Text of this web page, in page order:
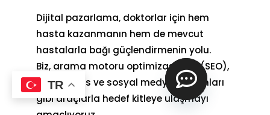
Dijital pazarlama, doktorlar için hem
hasta kazanmanın hem de mevcut
hastalarla bağı güçlendirmenin yolu.
Biz, arama motoru optimizasyonu (SEO),
Google Ads ve sosyal medya reklamları
gibi araçlarla hedef kitleye ulaşmayı
TR
o